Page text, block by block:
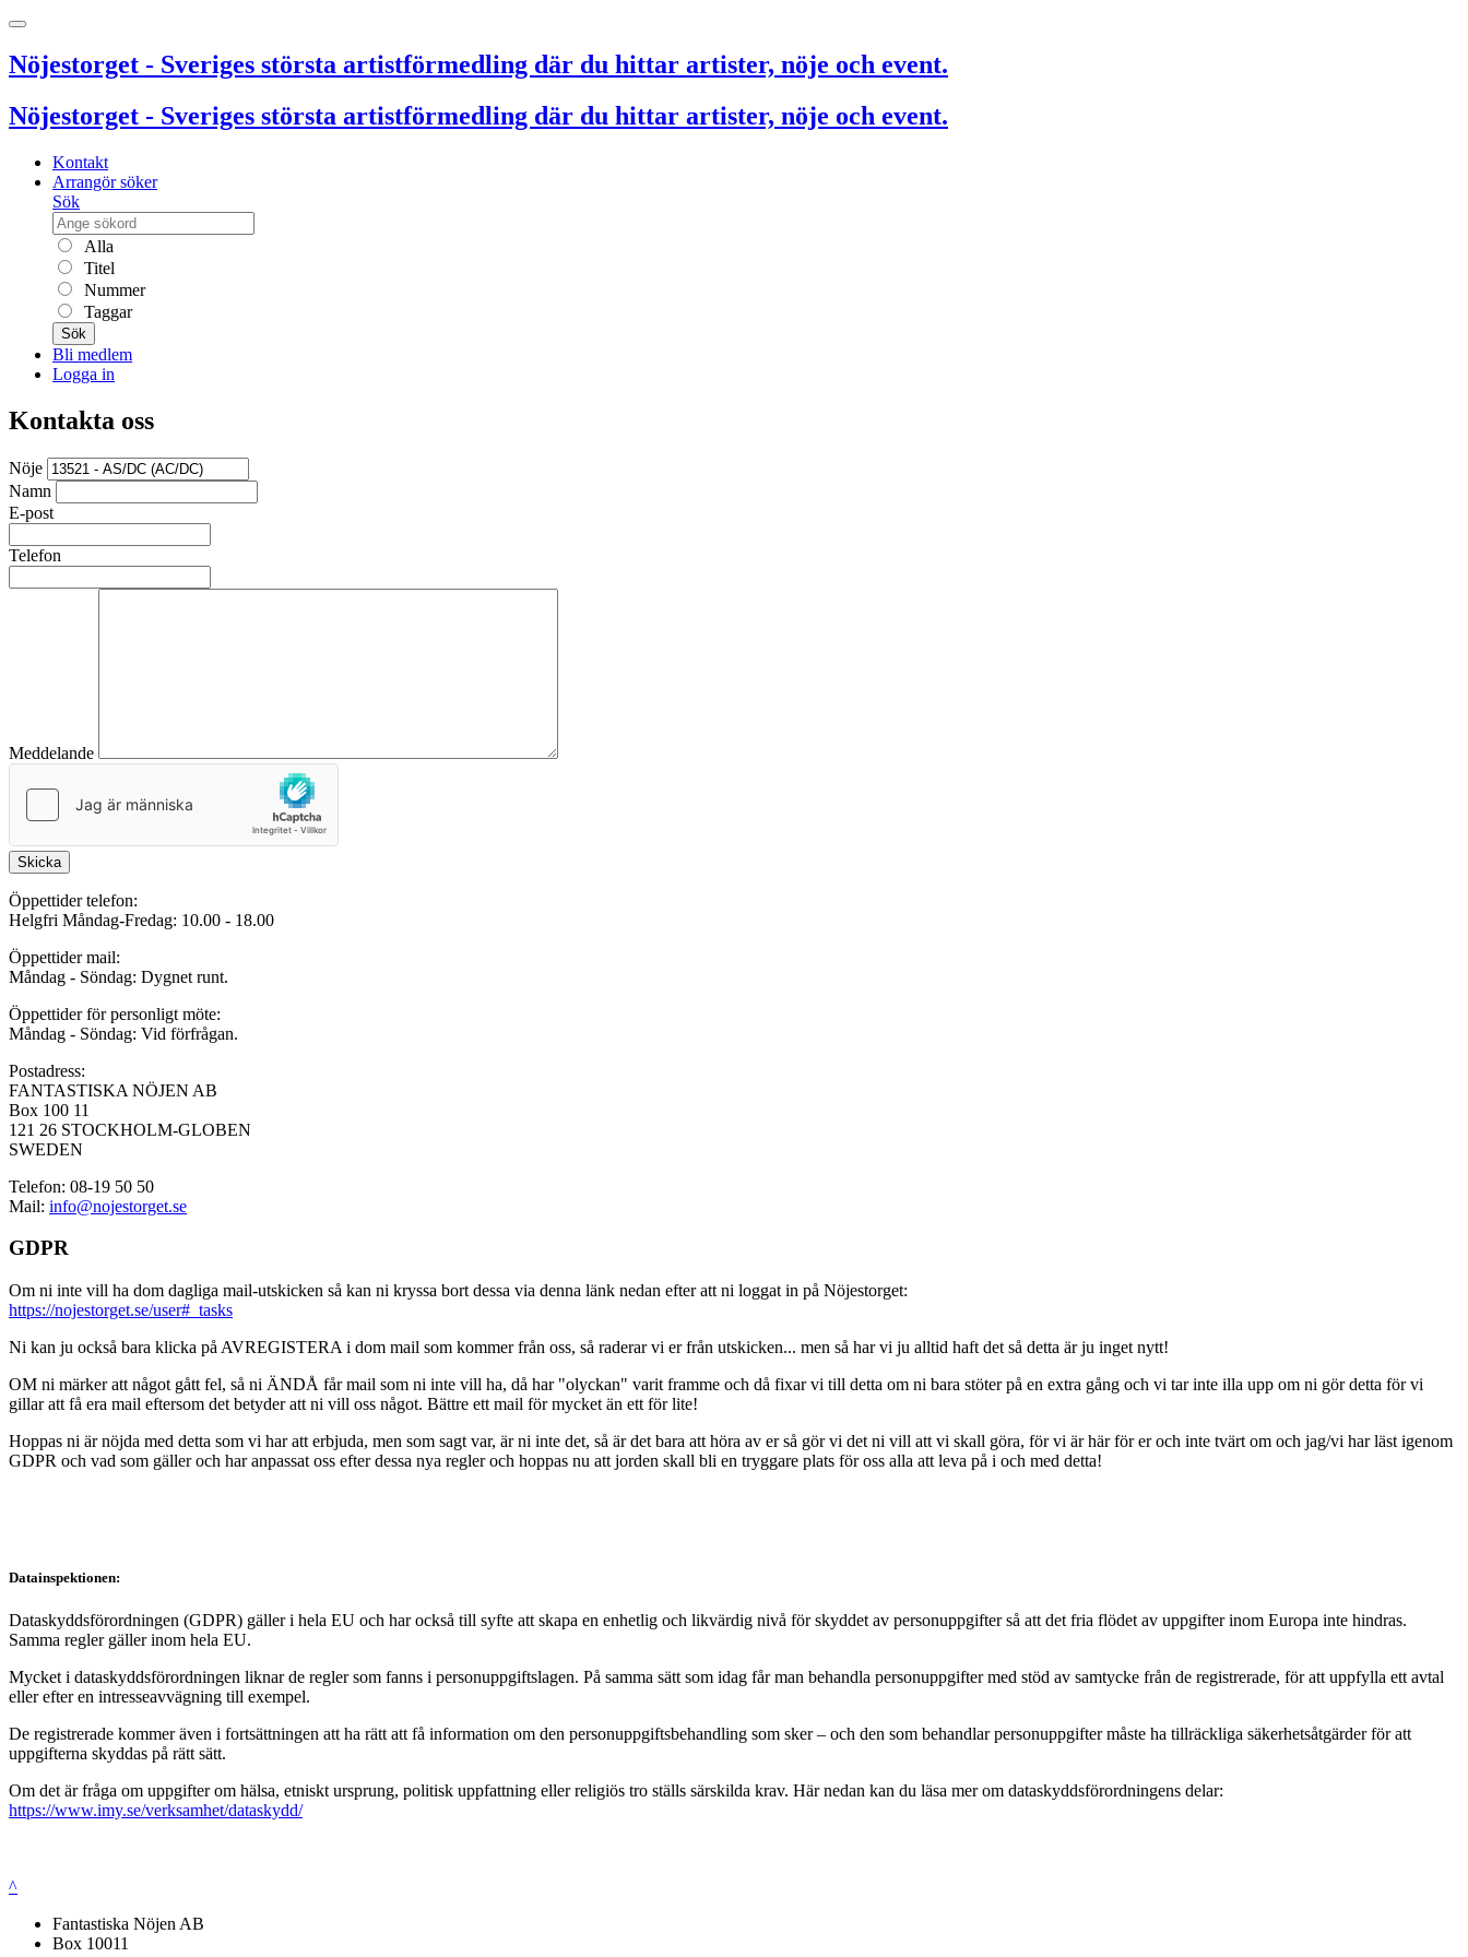
Nöjestorget - Sveriges största artistförmedling där du hittar artister, nöje och event.
Nöjestorget - Sveriges största artistförmedling där du hittar artister, nöje och event.
Kontakt
Arrangör söker
Sök
Alla
Titel
Nummer
Taggar
Sök
Bli medlem
Logga in
Kontakta oss
Nöje
Namn
E-post
Telefon
Meddelande
Skicka
Öppettider telefon:
Helgfri Måndag-Fredag: 10.00 - 18.00
Öppettider mail:
Måndag - Söndag: Dygnet runt.
Öppettider för personligt möte:
Måndag - Söndag: Vid förfrågan.
Postadress:
FANTASTISKA NÖJEN AB
Box 100 11
121 26 STOCKHOLM-GLOBEN
SWEDEN
Telefon: 08-19 50 50
Mail: info@nojestorget.se
GDPR
Om ni inte vill ha dom dagliga mail-utskicken så kan ni kryssa bort dessa via denna länk nedan efter att ni loggat in på Nöjestorget:
https://nojestorget.se/user#_tasks
Ni kan ju också bara klicka på AVREGISTERA i dom mail som kommer från oss, så raderar vi er från utskicken... men så har vi ju alltid haft det så detta är ju inget nytt!
OM ni märker att något gått fel, så ni ÄNDÅ får mail som ni inte vill ha, då har "olyckan" varit framme och då fixar vi till detta om ni bara stöter på en extra gång och vi tar inte illa upp om ni gör detta för vi
gillar att få era mail eftersom det betyder att ni vill oss något. Bättre ett mail för mycket än ett för lite!
Hoppas ni är nöjda med detta som vi har att erbjuda, men som sagt var, är ni inte det, så är det bara att höra av er så gör vi det ni vill att vi skall göra, för vi är här för er och inte tvärt om och jag/vi har läst igenom
GDPR och vad som gäller och har anpassat oss efter dessa nya regler och hoppas nu att jorden skall bli en tryggare plats för oss alla att leva på i och med detta!
Datainspektionen:
Dataskyddsförordningen (GDPR) gäller i hela EU och har också till syfte att skapa en enhetlig och likvärdig nivå för skyddet av personuppgifter så att det fria flödet av uppgifter inom Europa inte hindras.
Samma regler gäller inom hela EU.
Mycket i dataskyddsförordningen liknar de regler som fanns i personuppgiftslagen. På samma sätt som idag får man behandla personuppgifter med stöd av samtycke från de registrerade, för att uppfylla ett avtal
eller efter en intresseavvägning till exempel.
De registrerade kommer även i fortsättningen att ha rätt att få information om den personuppgiftsbehandling som sker – och den som behandlar personuppgifter måste ha tillräckliga säkerhetsåtgärder för att
uppgifterna skyddas på rätt sätt.
Om det är fråga om uppgifter om hälsa, etniskt ursprung, politisk uppfattning eller religiös tro ställs särskilda krav. Här nedan kan du läsa mer om dataskyddsförordningens delar:
https://www.imy.se/verksamhet/dataskydd/
^
Fantastiska Nöjen AB
Box 10011